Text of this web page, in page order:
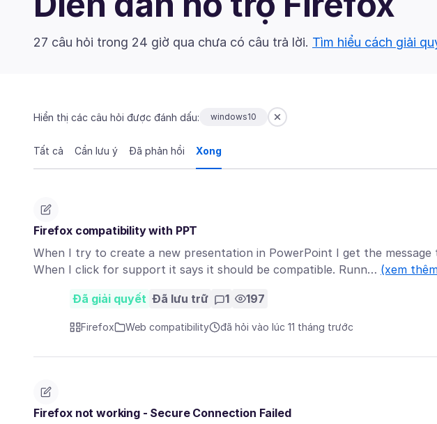
27 câu hỏi trong 24 giờ qua chưa có câu trả lời. Tìm hiểu cách giải
Hiển thị các câu hỏi được đánh dấu: windows10
Tất cả Cần lưu ý Đã phản hồi Xong
Firefox compatibility with PPT
When I try to create a new presentation in PowerPoint I get the
When I click for support it says it should be compatible. Runn… (xem
Đã giải quyết Đã lưu trữ 1 197
Firefox Web compatibility đã hỏi vào lúc 11 tháng trước
Firefox not working - Secure Connection Failed